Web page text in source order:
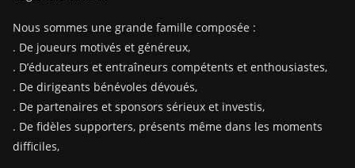
Nous sommes une grande famille composée :
. De joueurs motivés et généreux,
. D’éducateurs et entraîneurs compétents et enthousiastes,
. De dirigeants bénévoles dévoués,
. De partenaires et sponsors sérieux et investis,
. De fidèles supporters, présents même dans les moments
difficiles,